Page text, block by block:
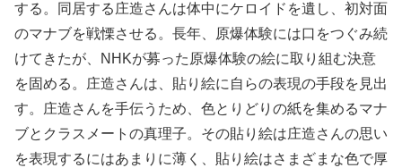
する。同居する庄造さんは体中にケロイドを遺し、初対面
のマナブを戦慄させる。長年、原爆体験には口をつぐみ続
けてきたが、NHKが募った原爆体験の絵に取り組む決意
を固める。庄造さんは、貼り絵に自らの表現の手段を見出
す。庄造さんを手伝うため、色とりどりの紙を集めるマナ
ブとクラスメートの真理子。その貼り絵は庄造さんの思い
を表現するにはあまりに薄く、貼り絵はさまざまな色で厚